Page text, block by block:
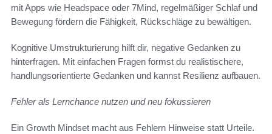
mit Apps wie Headspace oder 7Mind, regelmäßiger Schlaf und
Bewegung fördern die Fähigkeit, Rückschläge zu bewältigen.
Kognitive Umstrukturierung hilft dir, negative Gedanken zu
hinterfragen. Mit einfachen Fragen formst du realistischere,
handlungsorientierte Gedanken und kannst Resilienz aufbauen.
Fehler als Lernchance nutzen und neu fokussieren
Ein Growth Mindset macht aus Fehlern Hinweise statt Urteile.